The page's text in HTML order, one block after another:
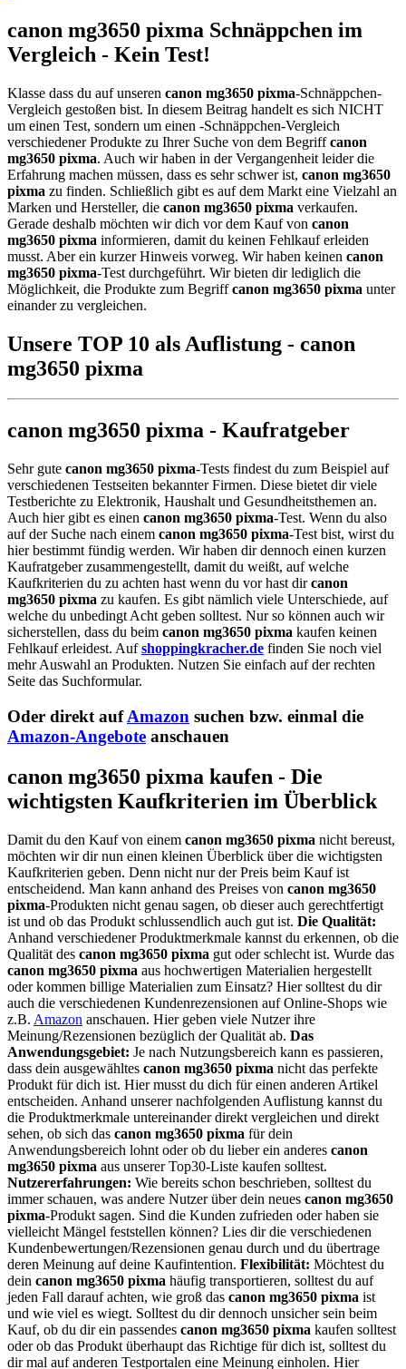
canon mg3650 pixma Schnäppchen im
Vergleich - Kein Test!
Klasse dass du auf unseren canon mg3650 pixma-Schnäppchen-
Vergleich gestoßen bist. In diesem Beitrag handelt es sich NICHT
um einen Test, sondern um einen -Schnäppchen-Vergleich
verschiedener Produkte zu Ihrer Suche von dem Begriffcanon
mg3650 pixma. Auch wir haben in der Vergangenheit leider die
Erfahrung machen müssen, dass es sehr schwer ist, canon mg3650
pixma zu finden. Schließlich gibt es auf dem Markt eine Vielzahl an
Marken und Hersteller, die canon mg3650 pixma verkaufen.
Gerade deshalb möchten wir dich vor dem Kauf von canon
mg3650 pixma informieren, damit du keinen Fehlkauf erleiden
musst. Aber ein kurzer Hinweis vorweg. Wir haben keinen canon
mg3650 pixma-Test durchgeführt. Wir bieten dir lediglich die
Möglichkeit, die Produkte zum Begriffcanon mg3650 pixma unter
einander zu vergleichen.
Unsere TOP 10 als Auflistung - canon
mg3650 pixma
canon mg3650 pixma - Kaufratgeber
Sehr gute canon mg3650 pixma-Tests findest du zum Beispiel auf
verschiedenen Testseiten bekannter Firmen. Diese bietet dir viele
Testberichte zu Elektronik, Haushalt und Gesundheitsthemen an.
Auch hier gibt es einen canon mg3650 pixma-Test. Wenn du also
auf der Suche nach einem canon mg3650 pixma-Test bist, wirst du
hier bestimmt fündig werden. Wir haben dir dennoch einen kurzen
Kaufratgeber zusammengestellt, damit du weißt, auf welche
Kaufkriterien du zu achten hast wenn du vor hast dircanon
mg3650 pixma zu kaufen. Es gibt nämlich viele Unterschiede, auf
welche du unbedingt Acht geben solltest. Nur so können auch wir
sicherstellen, dass du beim canon mg3650 pixma kaufen keinen
Fehlkauf erleidest. Aufshoppingkracher.de finden Sie noch viel
mehr Auswahl an Produkten. Nutzen Sie einfach auf der rechten
Seite das Suchformular.
Oder direkt aufAmazon suchen bzw. einmal die
Amazon-Angebote anschauen
canon mg3650 pixma kaufen - Die
wichtigsten Kaufkriterien im Überblick
Damit du den Kauf von einem canon mg3650 pixma nicht bereust,
möchten wir dir nun einen kleinen Überblick über die wichtigsten
Kaufkriterien geben. Denn nicht nur der Preis beim Kauf ist
entscheidend. Man kann anhand des Preises von canon mg3650
pixma-Produkten nicht genau sagen, ob dieser auch gerechtfertigt
ist und ob das Produkt schlussendlich auch gut ist. Die Qualität:
Anhand verschiedener Produktmerkmale kannst du erkennen, ob die
Qualität des canon mg3650 pixma gut oder schlecht ist. Wurde das
canon mg3650 pixma aus hochwertigen Materialien hergestellt
oder kommen billige Materialien zum Einsatz? Hier solltest du dir
auch die verschiedenen Kundenrezensionen auf Online-Shops wie
z.B. Amazon anschauen. Hier geben viele Nutzer ihre
Meinung/Rezensionen bezüglich der Qualität ab. Das
Anwendungsgebiet: Je nach Nutzungsbereich kann es passieren,
dass dein ausgewähltes canon mg3650 pixma nicht das perfekte
Produkt für dich ist. Hier musst du dich für einen anderen Artikel
entscheiden. Anhand unserer nachfolgenden Auflistung kannst du
die Produktmerkmale untereinander direkt vergleichen und direkt
sehen, ob sich das canon mg3650 pixma für dein
Anwendungsbereich lohnt oder ob du lieber ein anderes canon
mg3650 pixma aus unserer Top30-Liste kaufen solltest.
Nutzererfahrungen: Wie bereits schon beschrieben, solltest du
immer schauen, was andere Nutzer über dein neues canon mg3650
pixma-Produkt sagen. Sind die Kunden zufrieden oder haben sie
vielleicht Mängel feststellen können? Lies dir die verschiedenen
Kundenbewertungen/Rezensionen genau durch und du übertrage
deren Meinung auf deine Kaufintention. Flexibilität: Möchtest du
dein canon mg3650 pixma häufig transportieren, solltest du auf
jeden Fall darauf achten, wie groß das canon mg3650 pixma ist
und wie viel es wiegt. Solltest du dir dennoch unsicher sein beim
Kauf, ob du dir ein passendes canon mg3650 pixma kaufen solltest
oder ob das Produkt überhaupt das Richtige für dich ist, solltest du
dir mal auf anderen Testportalen eine Meinung einholen. Hier